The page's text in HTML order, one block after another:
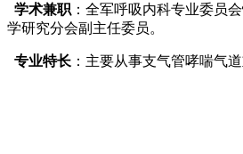
学术兼职 ：全军呼吸内科专业委员
学研究分会副主任委员。
专业特长 ：主要从事支气管哮喘气